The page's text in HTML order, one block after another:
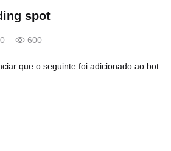
spot
0 600
que o seguinte foi adicionado ao bot